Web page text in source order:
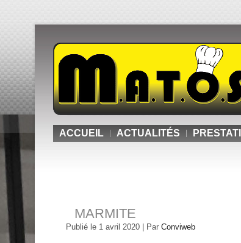
ACCUEIL ACTUALITÉS
MARMITE
Publié le 1 avril 2020 Par Conviweb